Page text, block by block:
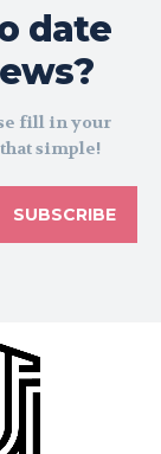
date
fill in your
simple!
SUBSCRIBE